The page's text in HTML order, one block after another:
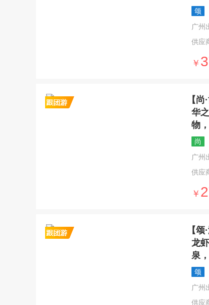
颂
广州
供应
￥
【
华
物
尚
广州
供应
￥
【
龙
泉
颂
广州
供应